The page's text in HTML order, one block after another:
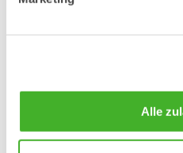
Alle
Steelwrist AB
karl.serneberg@steelwrist.com
Tel +46 709981321 Tel